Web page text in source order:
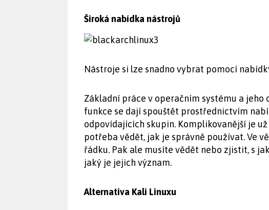
Široká nabídka nástrojů
Nástroje si lze snadno vybrat pomocí
Základní práce v operačním systému a jeho
funkce se dají spouštět prostřednictvím
odpovídajících skupin. Komplikovanější je
potřeba vědět, jak je správně používat. Ve
řádku. Pak ale musíte vědět nebo zjistit, s
jaký je jejich význam.
Alternativa Kali Linuxu